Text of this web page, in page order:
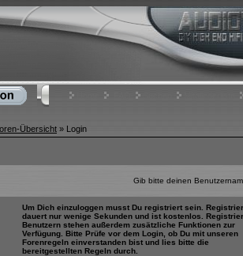
Übersicht » Login
Gib bitte deinen
Um Dich einzuloggen musst Du registriert sein.
dauert nur wenige Sekunden und ist kostenlos.
Benutzern stehen außerdem zusätzliche Funktionen zur
Verfügung. Bitte Prüfe vor dem Login, ob Du mit unseren
Forenregeln einverstanden bist und lies bitte die
bereitgestellten Regeln durch.